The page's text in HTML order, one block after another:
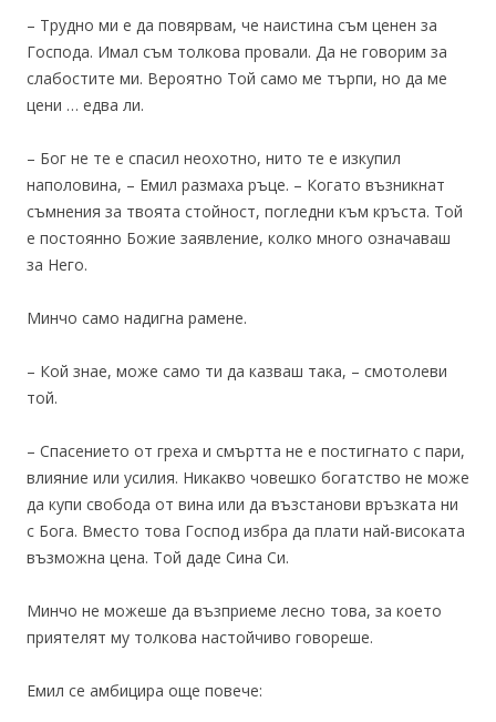
– Трудно ми е да повярвам, че наистина съм ценен за
Господа. Имал съм толкова провали. Да не говорим за
слабостите ми. Вероятно Той само ме търпи, но да ме
цени … едва ли.
– Бог не те е спасил неохотно, нито те е изкупил
наполовина, – Емил размаха ръце. – Когато възникнат
съмнения за твоята стойност, погледни към кръста. Той
е постоянно Божие заявление, колко много означаваш
за Него.
Минчо само надигна рамене.
– Кой знае, може само ти да казваш така, – смотолеви
той.
– Спасението от греха и смъртта не е постигнато с пари,
влияние или усилия. Никакво човешко богатство не може
да купи свобода от вина или да възстанови връзката ни
с Бога. Вместо това Господ избра да плати най-високата
възможна цена. Той даде Сина Си.
Минчо не можеше да възприеме лесно това, за което
приятелят му толкова настойчиво говореше.
Емил се амбицира още повече: